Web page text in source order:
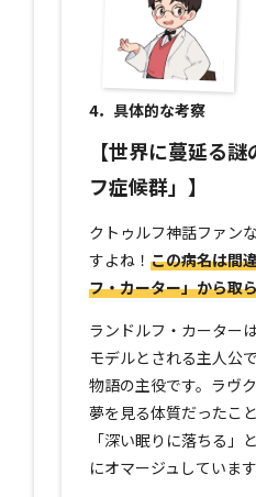
4．具体的な考察
【世界に蔓延る
フ症候群」】
クトゥルフ神話ファン
すよね！この病名は間
フ・カーター」から取
ランドルフ・カーター
モデルとされる主人公
物語の主役です。ラヴ
夢を見る体質だったこ
「深い眠りに落ちる」
にオマージュしています